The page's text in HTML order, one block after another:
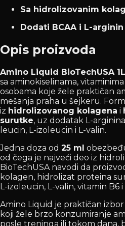
Sa hidrolizovanim
Dodati BCAA i L-arginin
Opis proizvoda
Amino Liquid BioTechUSA 1L
sa aminokiselinama,
osobama koje žele praktičan
mešanja praha u šejkeru.
iz hidrolizovanog kolagena i
surutke, uz dodatak L-
leucin, L-izoleucin i L-valin.
Jedna doza od 25 ml
od čega je najveći deo iz
BioTechUSA navodi da
kolagen, hidrolizat proteina
L-izoleucin, L-valin, vitamin B6 i
Amino Liquid je praktičan
koji žele brzo konzumiranje
posle treninga ili tokom dana,